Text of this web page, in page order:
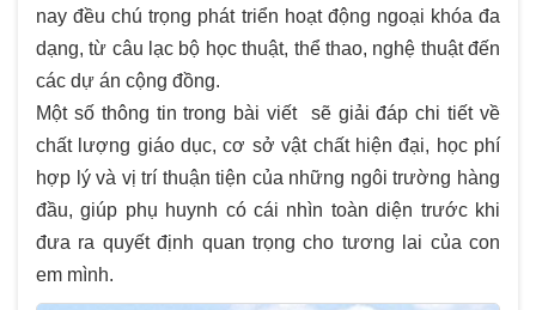
nay đều chú trọng phát triển hoạt động ngoại khóa đa
dạng, từ câu lạc bộ học thuật, thể thao, nghệ thuật đến
các dự án cộng đồng.
Một số thông tin trong bài viết sẽ giải đáp chi tiết về
chất lượng giáo dục, cơ sở vật chất hiện đại, học phí
hợp lý và vị trí thuận tiện của những ngôi trường hàng
đầu, giúp phụ huynh có cái nhìn toàn diện trước khi
đưa ra quyết định quan trọng cho tương lai của con
em mình.